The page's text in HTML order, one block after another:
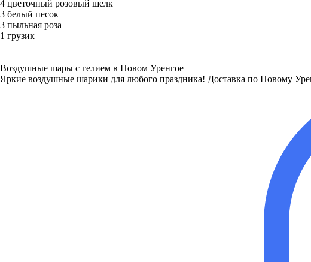
4 цветочный розовый шелк
3 белый песок
3 пыльная роза
1 грузик
Воздушные шары с гелием в Новом Уренгое
Яркие воздушные шарики для любого праздника! Доставка по Новому